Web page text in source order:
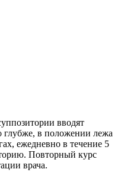
вводят
глубже, в положении лежа
ежедневно в течение 5
Повторный курс
врача.